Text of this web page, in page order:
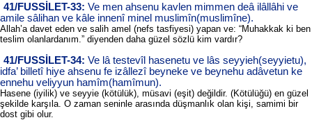
41/FUSSİLET-33: Ve men ahsenu kavlen mimmen deâ ilâllâhi ve
amile sâlihan ve kâle innenî minel muslimîn(muslimîne).
Allah’a davet eden ve salih amel (nefs tasfiyesi) yapan ve: “Muhakkak ki ben
teslim olanlardanım.” diyenden daha güzel sözlü kim vardır?
41/FUSSİLET-34: Ve lâ testevîl hasenetu ve lâs seyyieh(seyyietu),
idfa’ billetî hiye ahsenu fe izâllezî beyneke ve beynehu adâvetun ke
ennehu veliyyun hamîm(hamîmun).
Hasene (iyilik) ve seyyie (kötülük), müsavi (eşit) değildir. (Kötülüğü) en güzel
şekilde karşıla. O zaman seninle arasında düşmanlık olan kişi, samimi bir
dost gibi olur.